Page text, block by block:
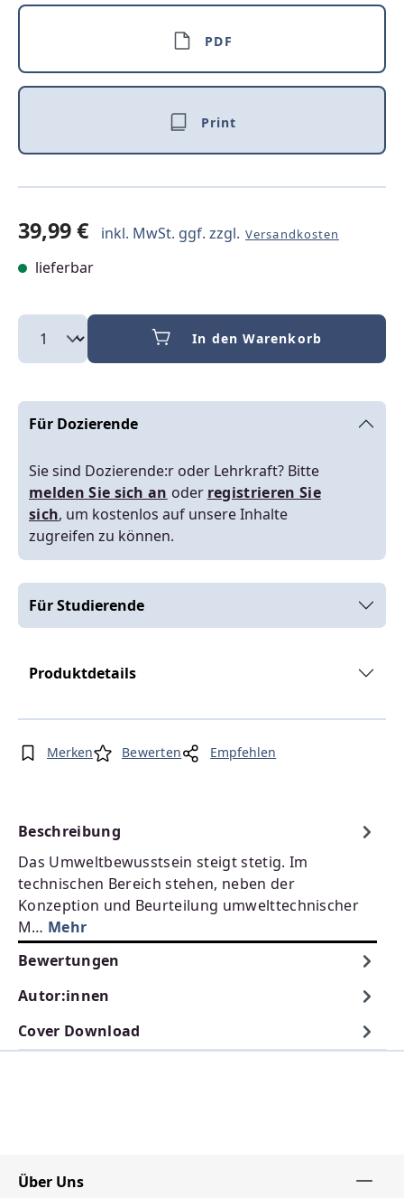
PDF
Print
39,99 € inkl. MwSt. ggf. zzgl. Versandkosten
lieferbar
In den Warenkorb
Für Dozierende
Sie sind Dozierende:r oder Lehrkraft? Bitte
melden Sie sich an oder registrieren Sie
sich, um kostenlos auf unsere Inhalte
zugreifen zu können.
Für Studierende
Produktdetails
Merken Bewerten Empfehlen
Beschreibung
Das Umweltbewusstsein steigt stetig. Im
technischen Bereich stehen, neben der
Konzeption und Beurteilung umwelttechnischer
M… Mehr
Bewertungen
Autor:innen
Cover Download
Über Uns